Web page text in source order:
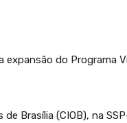
expansão do Programa
Brasília (CIOB), na